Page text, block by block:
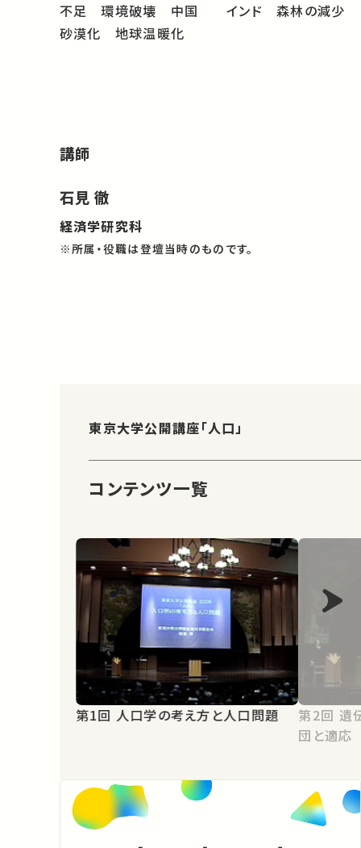
不足 環境破壊 中国 インド 森林の減少
砂漠化 地球温暖化
講師
石見 徹
経済学研究科
※所属・役職は登壇当時のものです。
東京大学公開講座「人口」
コンテンツ一覧
第1回 人口学の考え方と人口問題
第2回 遺伝子レベルからみた生物集
団と適応